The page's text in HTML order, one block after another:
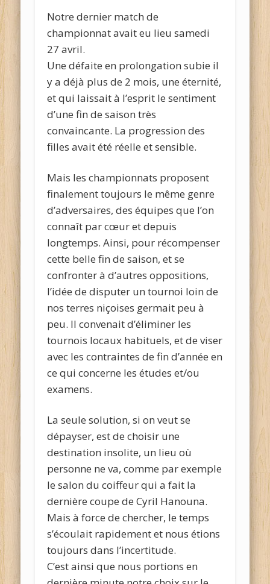
Notre dernier match de
championnat avait eu lieu samedi
27 avril.
Une défaite en prolongation subie il
y a déjà plus de 2 mois, une éternité,
et qui laissait à l’esprit le sentiment
d’une fin de saison très
convaincante. La progression des
filles avait été réelle et sensible.
Mais les championnats proposent
finalement toujours le même genre
d’adversaires, des équipes que l’on
connaît par cœur et depuis
longtemps. Ainsi, pour récompenser
cette belle fin de saison, et se
confronter à d’autres oppositions,
l’idée de disputer un tournoi loin de
nos terres niçoises germait peu à
peu. Il convenait d’éliminer les
tournois locaux habituels, et de viser
avec les contraintes de fin d’année en
ce qui concerne les études et/ou
examens.
La seule solution, si on veut se
dépayser, est de choisir une
destination insolite, un lieu où
personne ne va, comme par exemple
le salon du coiffeur qui a fait la
dernière coupe de Cyril Hanouna.
Mais à force de chercher, le temps
s’écoulait rapidement et nous étions
toujours dans l’incertitude.
C’est ainsi que nous portions en